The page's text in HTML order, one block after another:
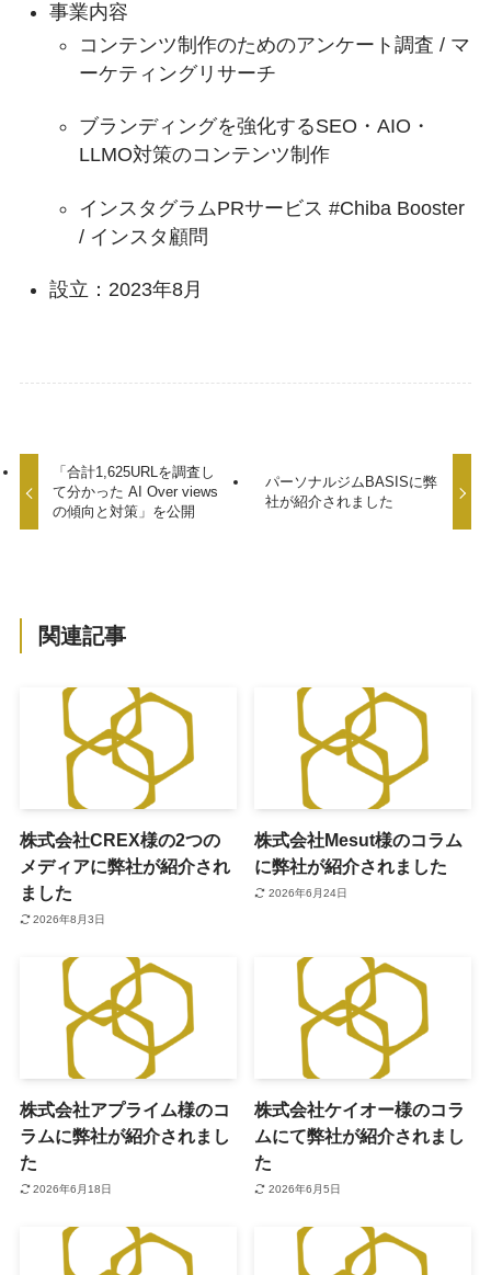
事業内容
コンテンツ制作のためのアンケート調査 / マ
ーケティングリサーチ
ブランディングを強化するSEO・AIO・
LLMO対策のコンテンツ制作
インスタグラムPRサービス #Chiba Booster
/ インスタ顧問
設立：2023年8月
「合計1,625URLを調査し
て分かった AI Over views
の傾向と対策」を公開
パーソナルジムBASISに弊
社が紹介されました
関連記事
株式会社CREX様の2つの
メディアに弊社が紹介され
ました
2026年8月3日
株式会社Mesut様のコラム
に弊社が紹介されました
2026年6月24日
株式会社アプライム様のコ
ラムに弊社が紹介されまし
た
2026年6月18日
株式会社ケイオー様のコラ
ムにて弊社が紹介されまし
た
2026年6月5日